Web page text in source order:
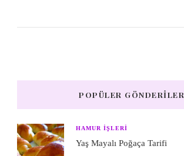
POPÜLER GÖNDERILER
HAMUR IŞLERI
Yaş Mayalı Poğaça Tarifi